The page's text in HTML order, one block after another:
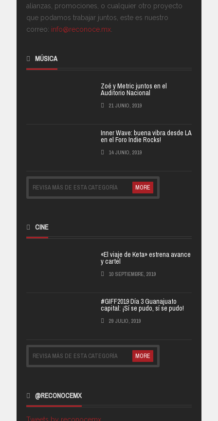
alianzas, promociones, o cualquier otro proyecto
que podamos trabajar juntos, este es nuestro
correo: info@reconoce.mx
MÚSICA
Zoé y Metric juntos en el
Auditorio Nacional
21 JUNIO, 2019
Inner Wave: buena vibra desde LA
en el Foro Indie Rocks!
14 JUNIO, 2019
REVISA MÁS DE ESTA CATEGORÍA MORE
CINE
«El viaje de Keta» estrena avance
y cartel
10 SEPTIEMBRE, 2019
#GIFF2019 Día 3 Guanajuato
capital: ¡Sí se pudo, sí se pudo!
29 JULIO, 2019
REVISA MÁS DE ESTA CATEGORÍA MORE
@RECONOCEMX
Tweets by reconocemx